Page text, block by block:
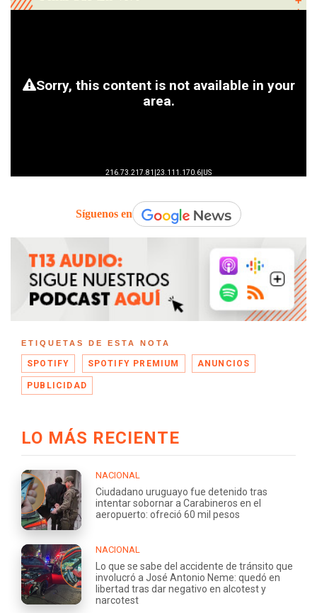
Síguenos en
ETIQUETAS DE ESTA NOTA
SPOTIFY SPOTIFY PREMIUM ANUNCIOS
PUBLICIDAD
LO MÁS RECIENTE
NACIONAL
Ciudadano uruguayo fue detenido tras
intentar sobornar a Carabineros en el
aeropuerto: ofreció 60 mil pesos
NACIONAL
Lo que se sabe del accidente de tránsito que
involucró a José Antonio Neme: quedó en
libertad tras dar negativo en alcotest y
narcotest